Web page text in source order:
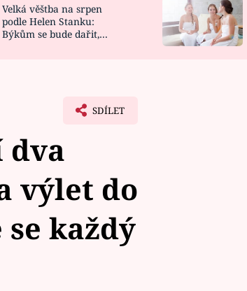
DESIGN
Velká věštba na srpen
podle Helen Stanku:
Býkům se bude dařit,
SDÍLET
dva
výlet do
každý